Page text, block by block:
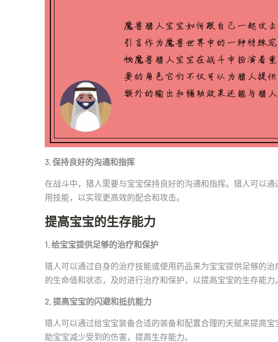
3. 保持良好的沟通和指挥
在战斗中，猎人需要与宝宝保持良好的沟通和指挥。猎人可以
用技能，以实现更高效的配合和攻击。
提高宝宝的生存能力
1. 给宝宝提供足够的治疗和保护
猎人可以通过自身的治疗技能或使用药品来为宝宝提供足够的
的生命值和状态，及时进行治疗和保护，以提高宝宝的生存能力。
2. 提高宝宝的闪避和抵抗能力
猎人可以通过给宝宝装备合适的装备和配置合理的天赋来提高
助宝宝减少受到的伤害，提高生存能力。